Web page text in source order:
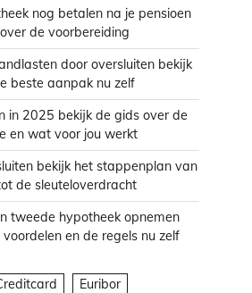
nog betalen na je pensioen
de voorbereiding
door oversluiten bekijk
beste aanpak nu zelf
in 2025 bekijk de gids over de
en wat voor jou werkt
bekijk het stappenplan van
de sleuteloverdracht
tweede hypotheek opnemen
en de regels nu zelf
Euribor